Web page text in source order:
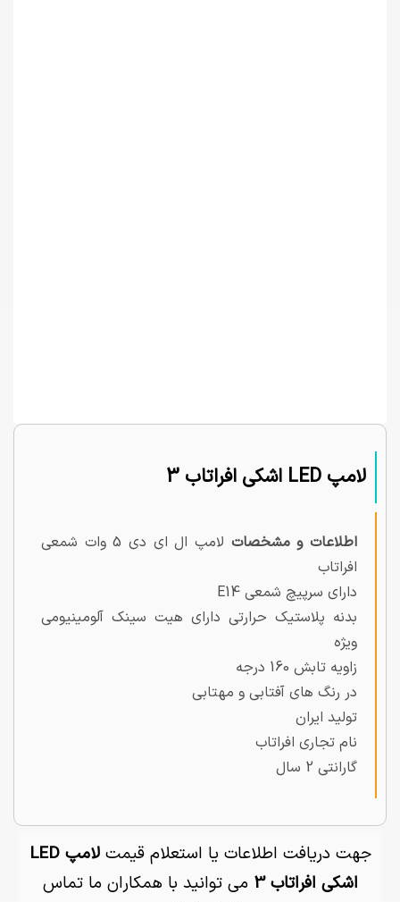
لامپ LED اشکی افراتاب 3
اطلاعات و مشخصات
لامپ ال ای دی 5 وات شمعی
افراتاب
دارای سرپیچ شمعی E14
بدنه پلاستیک حرارتی دارای هیت سینک آلومینیومی
ویژه
زاویه تابش 160 درجه
در رنگ های آفتابی و مهتابی
تولید ایران
نام تجاری افراتاب
گارانتی 2 سال
جهت دریافت اطلاعات یا استعلام قیمت
لامپ LED
اشکی افراتاب 3
می توانید با همکاران ما تماس